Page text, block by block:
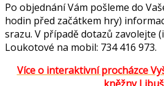
Po objednání Vám pošleme do
hodin před začátkem hry)
srazu. V případě dotazů zavolejte
Loukotové na mobil: 734 416 973.
Více o interaktivní procházce